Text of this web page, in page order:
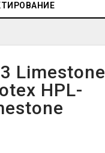
Limestone
HPL-